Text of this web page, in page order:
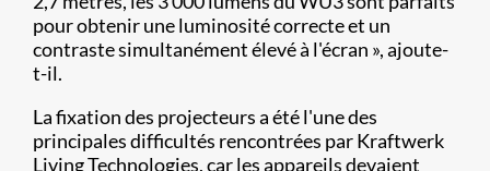
pour obtenir une luminosité correcte et un
contraste simultanément élevé à l'écran », ajoute-
t-il.
La fixation des projecteurs a été l'une des
principales difficultés rencontrées par Kraftwerk
Living Technologies, car les appareils devaient